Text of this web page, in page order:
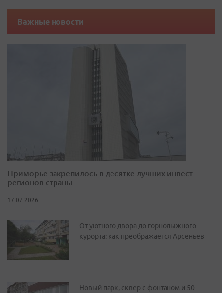
Важные новости
Приморье закрепилось в десятке лучших инвест-
регионов страны
17.07.2026
От уютного двора до горнолыжного
курорта: как преображается Арсеньев
Новый парк, сквер с фонтаном и 50